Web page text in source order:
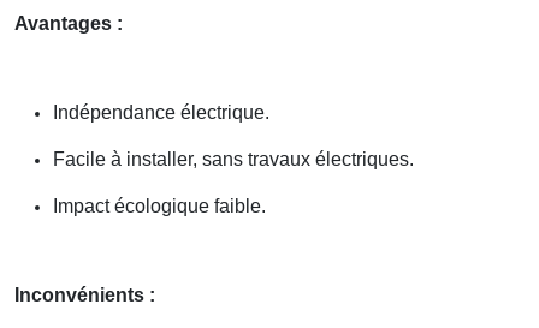
Avantages :
Indépendance électrique.
Facile à installer, sans travaux électriques.
Impact écologique faible.
Inconvénients :